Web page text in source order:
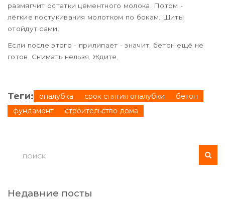
размягчит остатки цементного молока. Потом -
лёгкие постукивания молотком по бокам. Щиты
отойдут сами.
Если после этого - прилипает - значит, бетон ещё не
готов. Снимать нельзя. Ждите.
Теги: опалубка срок снятия опалубки
бетон
фундамент
строительство дома
Недавние посты